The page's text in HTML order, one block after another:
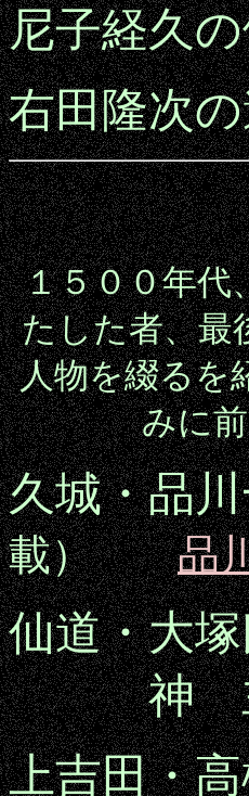
尼子経
右田隆
１５００年代
たした者、最
人物を綴るを
みに
久城・
載）品
仙道・
神
上吉田・